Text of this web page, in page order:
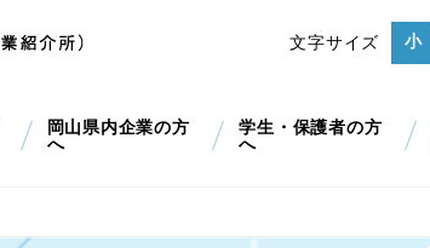
文字サイズ 小
岡山県内企業の方
へ
学生・保護者の方
へ